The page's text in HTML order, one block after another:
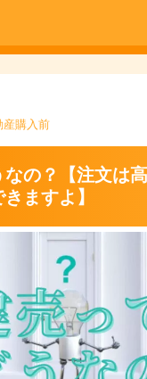
産購入前
なの？【注文は
ますよ】